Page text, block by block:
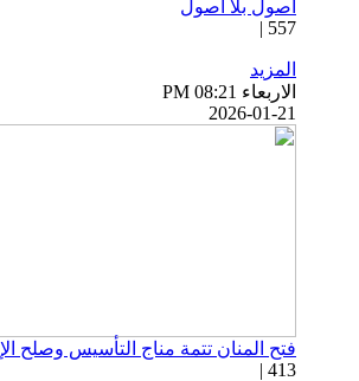
أصول بلا أصول
557 |
المزيد
الاربعاء PM 08:21
2026-01-21
فتح المنان تتمة مناج التأسيس وصلح
413 |